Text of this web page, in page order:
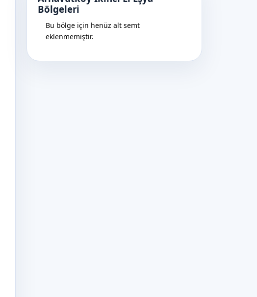
Bölgeleri
Bu bölge için henüz alt semt
eklenmemiştir.